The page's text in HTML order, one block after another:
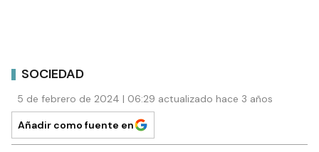
SOCIEDAD
5 de febrero de 2024 | 06:29 actualizado hace 3 años
Añadir como fuente en